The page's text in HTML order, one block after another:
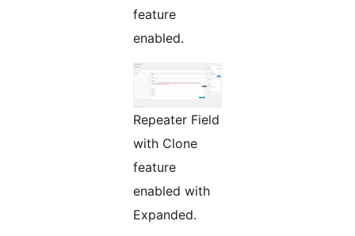
feature
enabled.
Repeater Field
with Clone
feature
enabled with
Expanded.